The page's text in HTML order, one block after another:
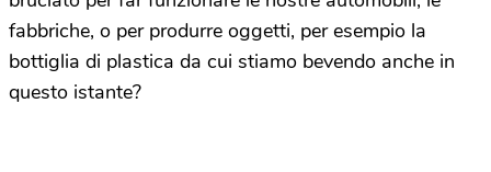
fabbriche, o per produrre oggetti, per esempio la
bottiglia di plastica da cui stiamo bevendo anche in
questo istante?